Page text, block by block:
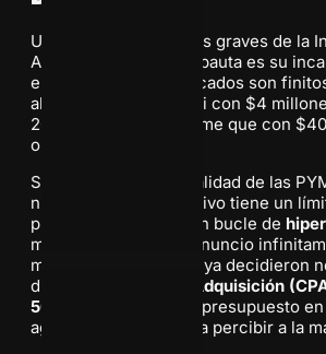
Uno de los errores más graves de la
Artificial aplicada a la pauta es su
entender que los mercados son
algorítmica es lineal: si con $4
200 clientes, la IA asume que con
obtendremos 2.000.
Sin embargo, en la realidad de las
nicho, el público objetivo tiene un
punto, la IA entra en un bucle de
mostrando el mismo anuncio
mismas personas que ya decidieron
dispara el
Costo por Adquisición
50%
, desperdiciando presupuesto
agotada que empieza a percibir a la